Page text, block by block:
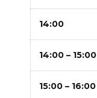
14:00
14:00 – 15:00
15:00 – 16:00